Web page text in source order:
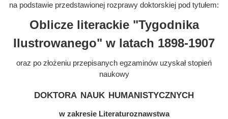
na podstawie przedstawionej rozprawy doktorskiej pod tytułem:
Oblicze literackie "Tygodnika
Ilustrowanego" w latach 1898-1907
oraz po złożeniu przepisanych egzaminów uzyskał stopień
naukowy
doktora nauk humanistycznych
w zakresie Literaturoznawstwa